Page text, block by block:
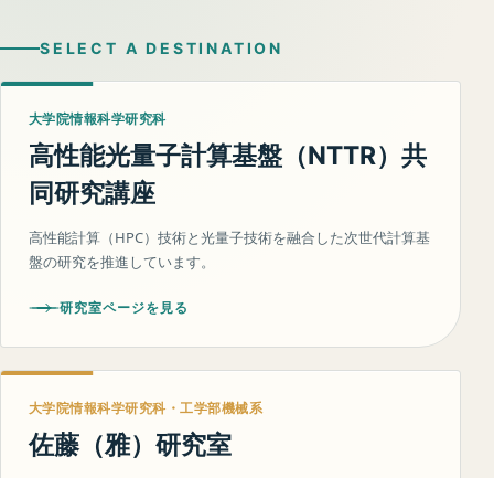
SELECT A DESTINATION
大学院情報科学研究科
高性能光量子計算基盤（NTTR）共
同研究講座
高性能計算（HPC）技術と光量子技術を融合した次世代計算基
盤の研究を推進しています。
研究室ページを見る
大学院情報科学研究科・工学部機械系
佐藤（雅）研究室